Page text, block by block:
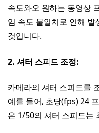
속도와오 원하는 동영상
임 속도 불일치로 인해
것입니다.
2. 셔터 스피드 조정:
카메라의 셔터 스피드를
예를 들어, 초당(fps) 24
은 1/50의 셔터 스피드는